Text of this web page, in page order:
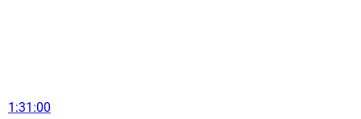
1:31:00